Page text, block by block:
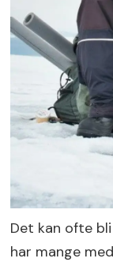
Det kan ofte
har mange